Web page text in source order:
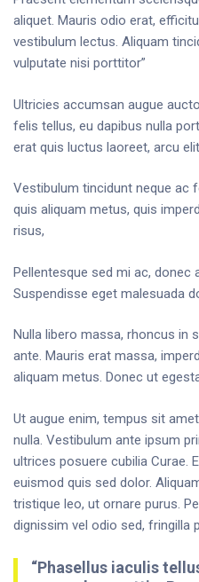
aliquet. Mauris odio erat,
vestibulum lectus. Aliquam
vulputate nisi porttitor”
Ultricies accumsan augue
felis tellus, eu dapibus nulla
erat quis luctus laoreet, arcu
Vestibulum tincidunt neque ac
quis aliquam metus, quis
risus,
Pellentesque sed mi ac, donec
Suspendisse eget malesuada
Nulla libero massa, rhoncus in
ante. Mauris erat massa,
aliquam metus. Donec ut
Ut augue enim, tempus sit
nulla. Vestibulum ante ipsum
ultrices posuere cubilia Curae.
euismod quis sed dolor.
tristique leo, ut ornare purus.
dignissim vel odio sed, fringilla
“Phasellus iaculis